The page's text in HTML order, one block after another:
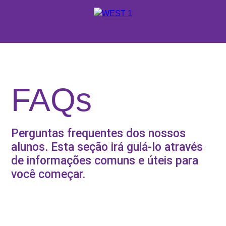
ONDE ESTUDAR
SUPORTE WEST 1
ESCOLAS E CURSOS
PROMOÇÕES
CONSULTORES EDUCACIONAIS
FAQs
Perguntas frequentes dos nossos
alunos. Esta seção irá guiá-lo através
de informações comuns e úteis para
você começar.